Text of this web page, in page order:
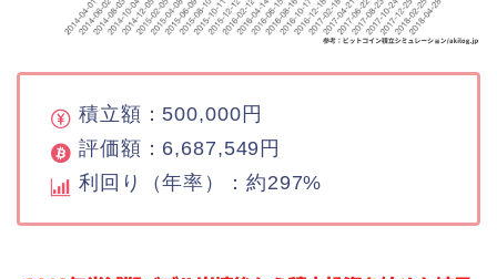
積立額：500,000円
評価額：6,687,549円
利回り（年率）：約297%